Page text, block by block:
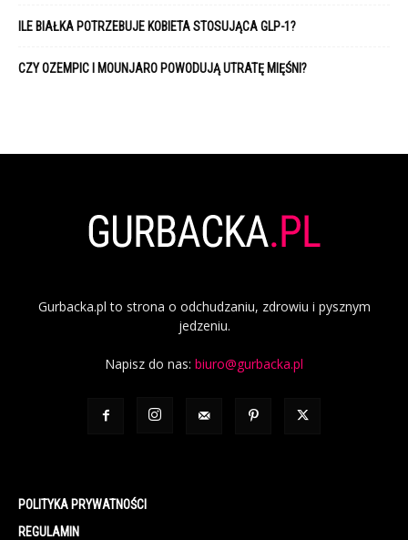
ILE BIAŁKA POTRZEBUJE KOBIETA STOSUJĄCA GLP-1?
CZY OZEMPIC I MOUNJARO POWODUJĄ UTRATĘ MIĘŚNI?
Gurbacka.pl to strona o odchudzaniu, zdrowiu i pysznym
jedzeniu.
Napisz do nas: biuro@gurbacka.pl
POLITYKA PRYWATNOŚCI
REGULAMIN